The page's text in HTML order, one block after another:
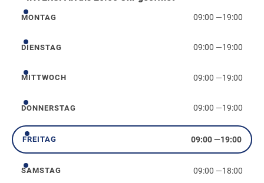
Montag
MONTAG 09:00 —19:00
Dienstag
DIENSTAG 09:00 —19:00
Mittwoch
MITTWOCH 09:00 —19:00
Donnerstag
DONNERSTAG 09:00 —19:00
Freitag
FREITAG 09:00—19:00
Samstag
SAMSTAG 09:00 —18:00